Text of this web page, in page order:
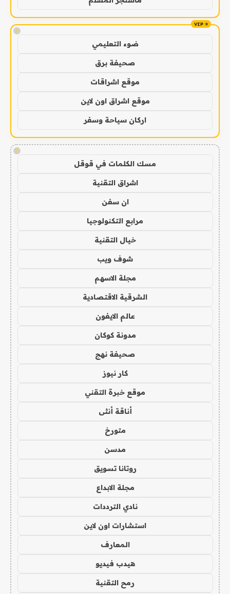
!
ضوء التعليمي
صحيفة برق
موقع اشراقات
موقع اشراق اون لاين
اركان سياحة وسفر
!
مسك الكلمات في قوقل
اشراق التقنية
ان سفن
مرابع التكنولوجيا
خيال التقنية
شوف ويب
مجلة الاسهم
الشرقية الاقتصادية
عالم الايفون
مدونة كوكان
صحيفة نهج
كار نيوز
موقع خبرة التقني
أناقة أنثى
متورخ
مدسن
روتانا تسويق
مجلة الابداع
نادي الترددات
استشارات اون لاين
المعارف
هيدب فيديو
رمح التقنية